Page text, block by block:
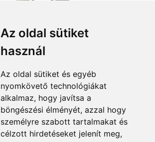
Az oldal sütiket
használ
Az oldal sütiket és egyéb
nyomkövető technológiákat
alkalmaz, hogy javítsa a
böngészési élményét, azzal hogy
személyre szabott tartalmakat és
célzott hirdetéseket jelenít meg,
Tengereken át
36 000 Ft-tól
Elfogadott fizetési módok